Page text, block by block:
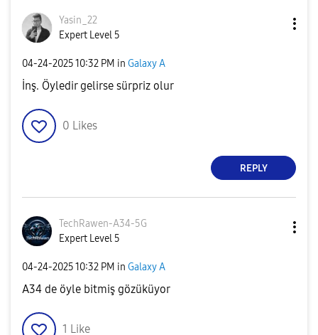
Yasin_22
Expert Level 5
‎04-24-202510:32 PM in Galaxy A
İnş. Öyledir gelirse sürpriz olur
0 Likes
REPLY
TechRawen-A34-5G
Expert Level 5
‎04-24-202510:32 PM in Galaxy A
A34 de öyle bitmiş gözüküyor
1 Like